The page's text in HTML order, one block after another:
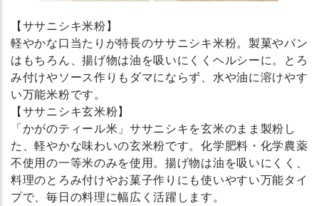
【ササニシキ米粉】
軽やかな口当たりが特長のササニシキ米粉。製菓やパン
はもちろん、揚げ物は油を吸いにくくヘルシーに。とろ
み付けやソース作りもダマにならず、水や油に溶けやす
い万能米粉です。
【ササニシキ玄米粉】
「かがのティール米」ササニシキを玄米のまま製粉し
た、軽やかな味わいの玄米粉です。化学肥料・化学農薬
不使用の一等米のみを使用。揚げ物は油を吸いにくく、
料理のとろみ付けやお菓子作りにも使いやすい万能タイ
プで、毎日の料理に幅広く活躍します。